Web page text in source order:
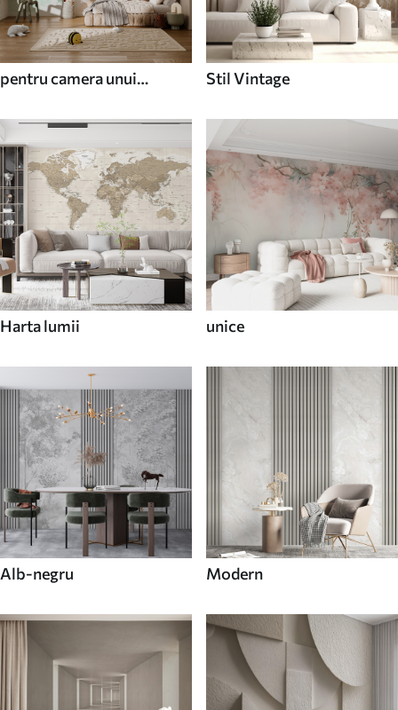
pentru camera unui
Stil Vintage
Harta lumii unice
Alb-negru Modern